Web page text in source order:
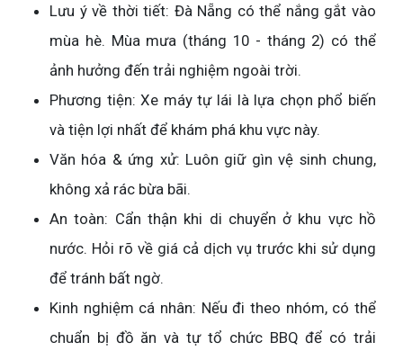
Lưu ý về thời tiết: Đà Nẵng có thể nắng gắt vào
mùa hè. Mùa mưa (tháng 10 - tháng 2) có thể
ảnh hưởng đến trải nghiệm ngoài trời.
Phương tiện: Xe máy tự lái là lựa chọn phổ biến
và tiện lợi nhất để khám phá khu vực này.
Văn hóa & ứng xử: Luôn giữ gìn vệ sinh chung,
không xả rác bừa bãi.
An toàn: Cẩn thận khi di chuyển ở khu vực hồ
nước. Hỏi rõ về giá cả dịch vụ trước khi sử dụng
để tránh bất ngờ.
Kinh nghiệm cá nhân: Nếu đi theo nhóm, có thể
chuẩn bị đồ ăn và tự tổ chức BBQ để có trải